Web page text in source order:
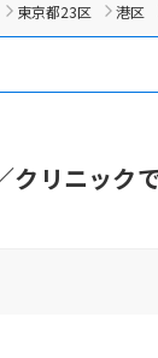
東京都23区 港区
リニック